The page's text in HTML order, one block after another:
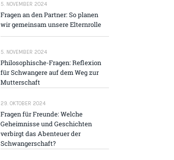
5. NOVEMBER 2024
Fragen an den Partner: So planen
wir gemeinsam unsere Elternrolle
5. NOVEMBER 2024
Philosophische-Fragen: Reflexion
für Schwangere auf dem Weg zur
Mutterschaft
29. OKTOBER 2024
Fragen für Freunde: Welche
Geheimnisse und Geschichten
verbirgt das Abenteuer der
Schwangerschaft?